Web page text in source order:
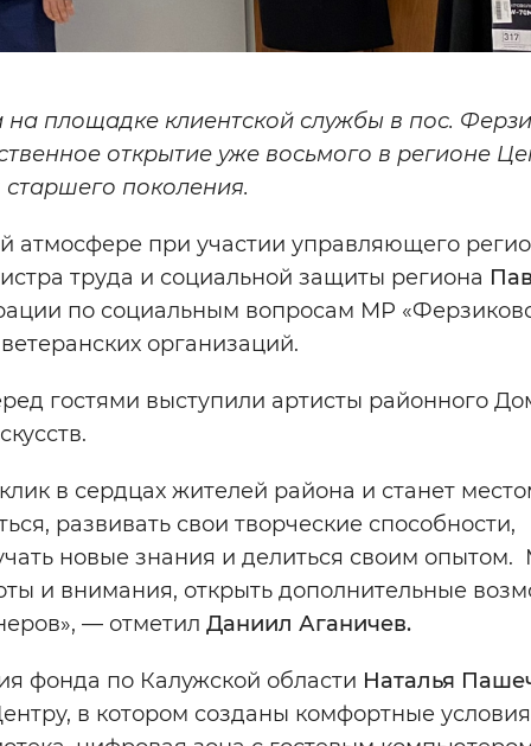
площадке клиентской службы в пос.
открытие уже восьмого в регионе
поколения.
атмосфере при участии управляющего
труда и социальной защиты региона
по социальным вопросам МР
организаций.
гостями выступили артисты районного
в сердцах жителей района и станет
развивать свои творческие способности,
новые знания и делиться своим
и внимания, открыть дополнительные
— отметил Даниил Аганичев.
фонда по Калужской области Наталья
в котором созданы комфортные